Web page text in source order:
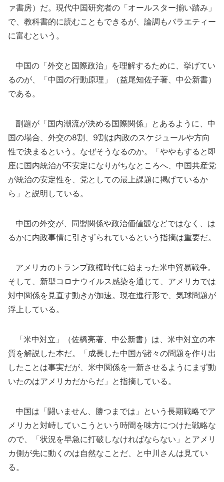
ァ書房）だ。現代中国研究者の「オールスター揃い踏み」
で、教科書的に読むこともできるが、論調もバラエティー
に富むという。
中国の「外交と国際政治」を理解するために、挙げてい
るのが、「中国の行動原理」（益尾知佐子著、中公新書）
である。
副題が「国内潮流が決める国際関係」とあるように、中
国の場合、外交の8割、9割は内政のスケジュールや方向
性で決まるという。なぜそうなるのか。「ややもすると即
座に国内統治が不安定になりがちなところへ、中国共産党
が統治の安定性を、党としての最上課題に掲げているか
ら」と説明している。
中国の外交が、同盟関係や政治価値観などではなく、は
るかに内政事情に引きずられているという指摘は重要だ。
アメリカのトランプ政権時代に始まった米中貿易戦争。
そして、新型コロナウイルス感染を通じて、アメリカでは
対中関係を見直す動きが加速。現在進行形で、気球問題が
浮上している。
「米中対立」（佐橋亮著、中公新書）は、米中対立の本
質を解説した本だ。「成長した中国が諸々の問題を作り出
したことは事実だが、米中関係を一新させるようにまず動
いたのはアメリカだからだ」と指摘している。
中国は「闘いません、勝つまでは」という長期戦略でア
メリカと対峙していこうという時間を味方につけた戦略な
ので、「状況を早急に打破しなければならない」とアメリ
カ側が先に動くのは自然なことだ、と中川さんは見てい
る。